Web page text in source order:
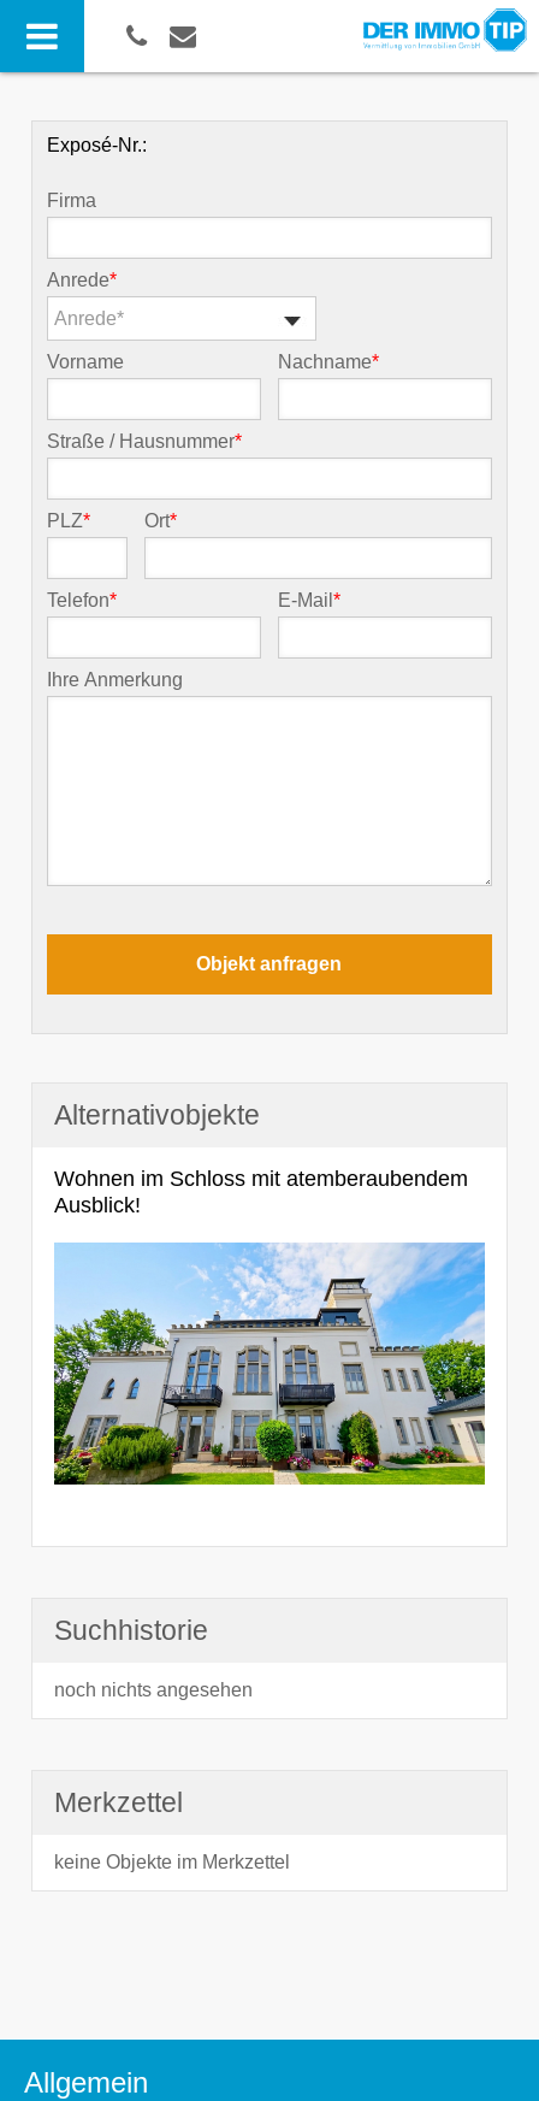
Exposé-Nr.:
Firma
Anrede*
Anrede*
Vorname Nachname*
Straße / Hausnummer*
PLZ* Ort*
Telefon* E-Mail*
Ihre Anmerkung
Alternativobjekte
Wohnen im Schloss mit atemberaubendem
Ausblick!
Suchhistorie
noch nichts angesehen
Merkzettel
keine Objekte im Merkzettel
Allgemein